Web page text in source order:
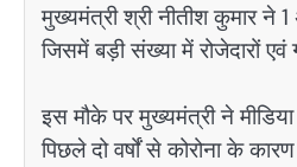
मुख्यमंत्री श्री नीतीश कुमार ने
जिसमें बड़ी संख्या में रोजेदारों एवं
इस मौके पर मुख्यमंत्री ने
पिछले दो वर्षों से कोरोना के